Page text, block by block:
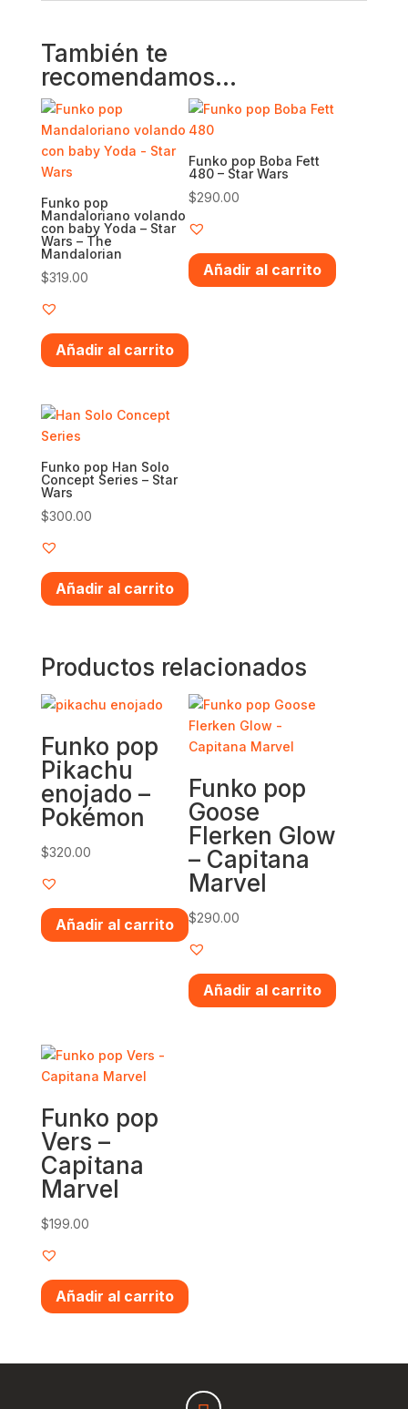
También te
recomendamos…
Funko pop
Mandaloriano volando
con baby Yoda – Star
Wars – The
Mandalorian
$319.00
Añadir al carrito
Funko pop Boba Fett
480 – Star Wars
$290.00
Añadir al carrito
Funko pop Han Solo
Concept Series – Star
Wars
$300.00
Añadir al carrito
Productos relacionados
Funko pop
Pikachu
enojado –
Pokémon
$320.00
Añadir al carrito
Funko pop
Goose
Flerken Glow
– Capitana
Marvel
$290.00
Añadir al carrito
Funko pop
Vers –
Capitana
Marvel
$199.00
Añadir al carrito